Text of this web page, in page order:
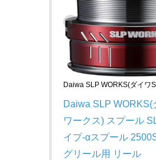
Daiwa SLP WORKS(ダイワ
Daiwa SLP WORKS(
ワークス) スプール
イプ-αスプール
グリール用 リール